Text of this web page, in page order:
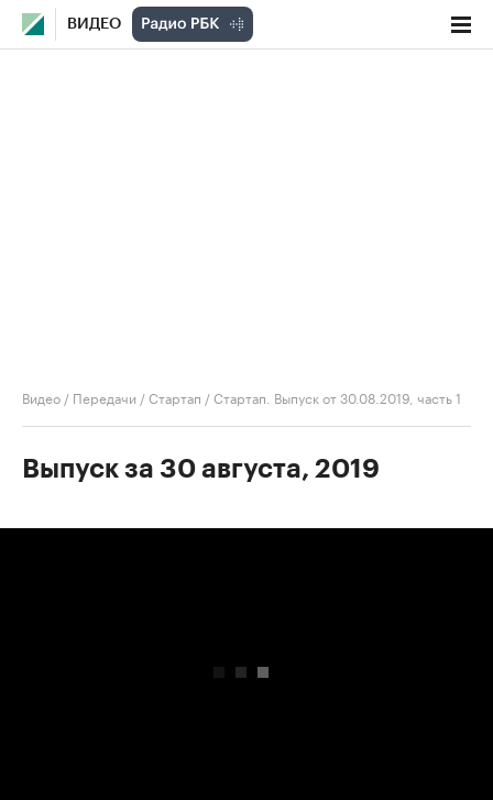
ВИДЕО
Видео / Передачи /Стартап /Стартап. Выпуск от 30.08.2019, часть 1
Выпуск за 30 августа, 2019